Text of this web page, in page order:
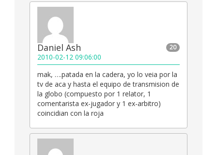
20
Daniel Ash
2010-02-12 09:06:00
mak, ….patada en la cadera, yo lo veia por la
tv de aca y hasta el equipo de transmision de
la globo (compuesto por 1 relator, 1
comentarista ex-jugador y 1 ex-arbitro)
coincidian con la roja